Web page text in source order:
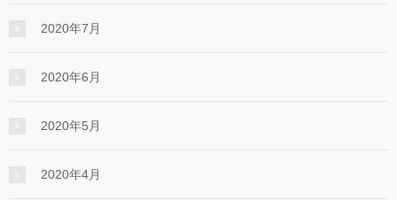
2020年7月
2020年6月
2020年5月
2020年4月